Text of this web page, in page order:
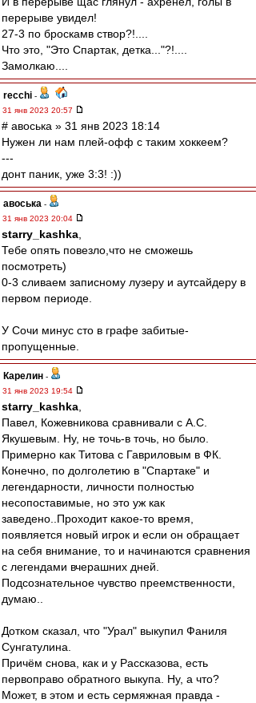
перерыве увидел!
27-3 по броскамв створ?!....
Что это, "Это Спартак, детка..."?!....
Замолкаю....
recchi -
31 янв 2023 20:57
# авоська » 31 янв 2023 18:14
Нужен ли нам плей-офф с таким хоккеем?
---
донт паник, уже 3:3! :))
авоська -
31 янв 2023 20:04
starry_kashka
Тебе опять повезло,что не сможешь
посмотреть)
0-3 сливаем записному лузеру и аутсайдеру в
первом периоде.
У Сочи минус сто в графе забитые-
пропущенные.
Карелин -
31 янв 2023 19:54
starry_kashka
Павел, Кожевникова сравнивали с А.С.
Якушевым. Ну, не точь-в точь, но было.
Примерно как Титова с Гавриловым в ФК.
Конечно, по долголетию в "Спартаке" и
легендарности, личности полностью
несопоставимые, но это уж как
заведено..Проходит какое-то время,
появляется новый игрок и если он обращает
на себя внимание, то и начинаются сравнения
с легендами вчерашних дней.
Подсознательное чувство преемственности,
думаю..
Дотком сказал, что "Урал" выкупил Фаниля
Сунгатулина.
Причём снова, как и у Рассказова, есть
первоправо обратного выкупа. Ну, а что?
Может, в этом и есть сермяжная правда -